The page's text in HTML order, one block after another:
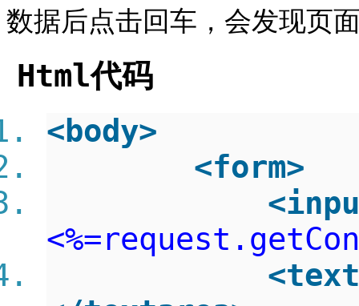
数据后点击回车，会发现页
Html代码
< body>
<form>
<
<